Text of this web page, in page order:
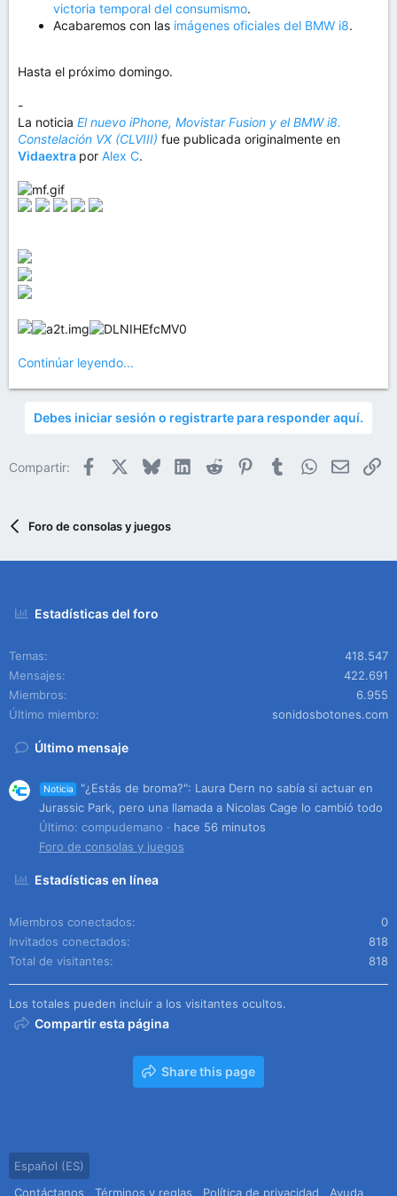
victoria temporal del consumismo.
Acabaremos con las imágenes oficiales del BMW i8.
Hasta el próximo domingo.
-
La noticia El nuevo iPhone, Movistar Fusion y el BMW i8.
Constelación VX (CLVIII) fue publicada originalmente en
Vidaextra por Alex C.
Continúar leyendo...
Debes iniciar sesión o registrarte para responder aquí.
Compartir: Facebook BlueskyLinkedIn
Reddit PinterestTumblrWhatsApp
Email
Foro de consolas y juegos
Estadísticas del foro
Temas
418.547
Mensajes
422.691
Miembros
6.955
Último miembro
sonidosbotones.com
Último mensaje
Noticia
"¿Estás de broma?": Laura Dern no sabía si actuar en
Jurassic Park, pero una llamada a Nicolas Cage lo cambió todo
Último: compudemano
hace 56 minutos
Foro de consolas y juegos
Estadísticas en línea
Miembros conectados
0
Invitados conectados
818
Total de visitantes
818
Los totales pueden incluir a los visitantes ocultos.
Compartir esta página
Share this page
Español (ES)
Contáctanos
Términos y reglas Política de privacidad Ayuda